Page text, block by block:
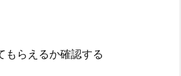
もらえるか確認する